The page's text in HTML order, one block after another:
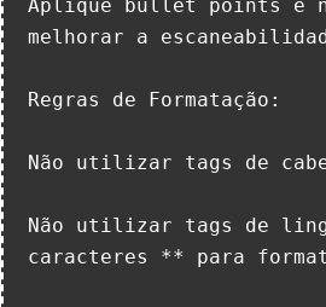
Aplique bullet points e
melhorar a
Regras de Formatação:
Não utilizar tags de
Não utilizar tags de
caracteres ** para